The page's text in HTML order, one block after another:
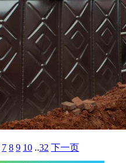
7 8 9 10 ..32 下一页